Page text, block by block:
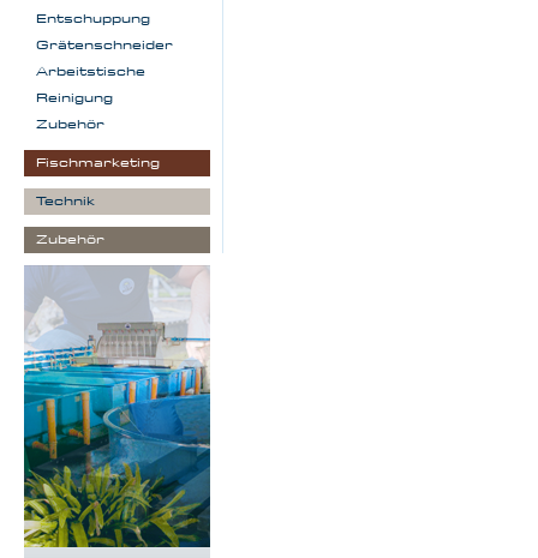
Entschuppung
Grätenschneider
Arbeitstische
Reinigung
Zubehör
Fischmarketing
Technik
Zubehör